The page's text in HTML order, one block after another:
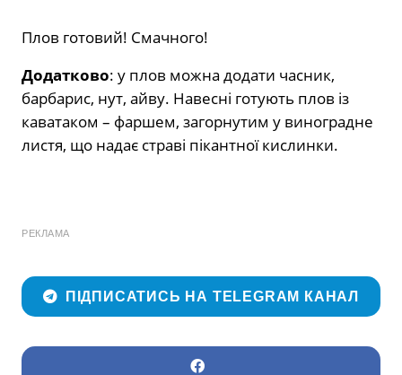
Плов готовий! Смачного!
Додатково: у плов можна додати часник,
барбарис, нут, айву. Навесні готують плов із
каватаком – фаршем, загорнутим у виноградне
листя, що надає страві пікантної кислинки.
РЕКЛАМА
ПІДПИСАТИСЬ НА TELEGRAM КАНАЛ